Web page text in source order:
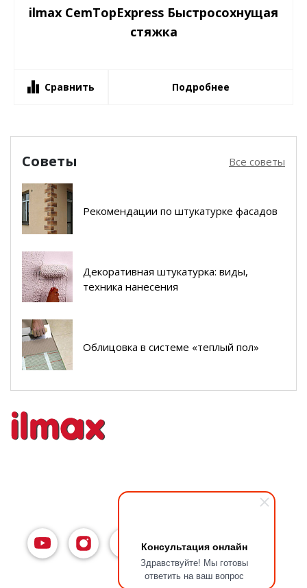
Консультация онлайн
Здравствуйте! Мы готовы
ответить на ваш вопрос
ilmax CemTopExpress Быстросохнущая
стяжка
Сравнить Подробнее
Советы Все советы
Рекомендации по штукатурке фасадов
Декоративная штукатурка: виды,
техника нанесения
Облицовка в системе «теплый пол»